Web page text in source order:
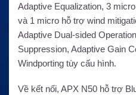
Adaptive Equalization, 3
và 1 micro hỗ trợ wind
Adaptive Dual-sided
Suppression, Adaptive Gain
Windporting tùy cấu hình.
Về kết nối, APX N50 hỗ trợ